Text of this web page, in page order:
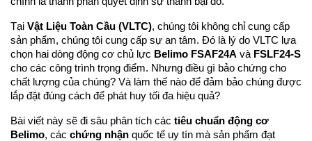
Tại Vật Liệu Toàn Cầu (VLTC), chúng tôi không chỉ cung cấp
sản phẩm, chúng tôi cung cấp sự an tâm. Đó là lý do VLTC lựa
chọn hai dòng động cơ chủ lực Belimo FSAF24A và FSLF24-S
cho các công trình trọng điểm. Nhưng điều gì bảo chứng cho
chất lượng của chúng? Và làm thế nào để đảm bảo chúng được
lắp đặt đúng cách để phát huy tối đa hiệu quả?
Bài viết này sẽ đi sâu phân tích các tiêu chuẩn động cơ
Belimo, các chứng nhận quốc tế uy tín mà sản phẩm đạt